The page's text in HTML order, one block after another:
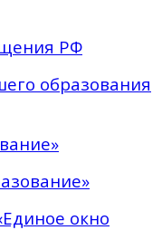
РФ
образования
окно